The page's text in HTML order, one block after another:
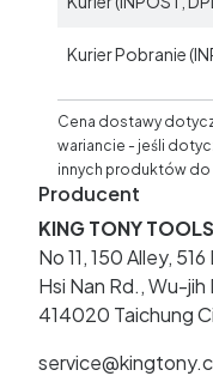
Kurier Pobranie
Cena dostawy
wariancie - jeśli
innych produktów do
Producent
KING TONY
No 11, 150 Alley,
Hsi Nan Rd., Wu-jih
414020 Taichung